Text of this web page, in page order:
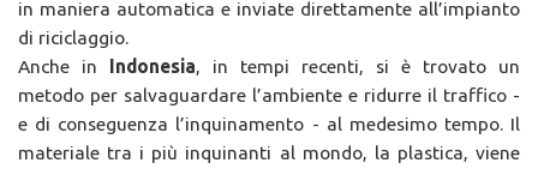
in maniera automatica e inviate direttamente all’impianto
di riciclaggio.
Anche in Indonesia, in tempi recenti, si è trovato un
metodo per salvaguardare l’ambiente e ridurre il traffico -
e di conseguenza l’inquinamento - al medesimo tempo. Il
materiale tra i più inquinanti al mondo, la plastica, viene